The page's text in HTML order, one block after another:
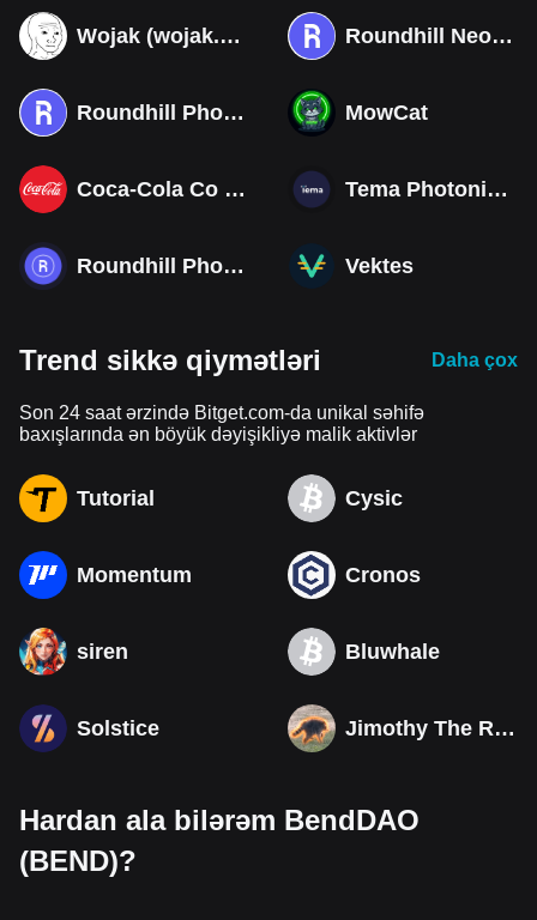
Wojak (wojak.art) Roundhill Neocloud ETF (Derivatives)
Roundhill Photonics & Optics ETF (Derivatives) MowCat
Coca-Cola Co (Derivatives) Tema Photonics & Optical ETF
Roundhill Photonics & Optics ETF Vektes
Trend sikkə qiymətləri Daha çox
Son 24 saat ərzində Bitget.com-da unikal səhifə
baxışlarında ən böyük dəyişikliyə malik aktivlər
Tutorial Cysic
Momentum Cronos
siren Bluwhale
Solstice Jimothy The Raccoon
Hardan ala bilərəm BendDAO
(BEND)?